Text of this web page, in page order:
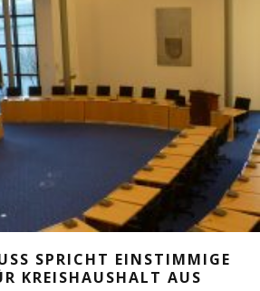
SPRICHT EINSTIMMIGE
KREISHAUSHALT AUS